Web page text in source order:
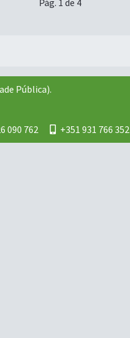
Pág. 1 de 4
Pública).
090 762 +351 931 766 352